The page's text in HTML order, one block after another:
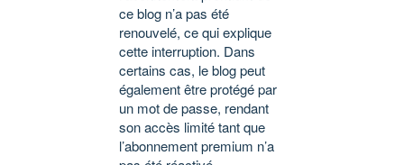
ce blog n’a pas été
renouvelé, ce qui explique
cette interruption. Dans
certains cas, le blog peut
également être protégé par
un mot de passe, rendant
son accès limité tant que
l’abonnement premium n’a